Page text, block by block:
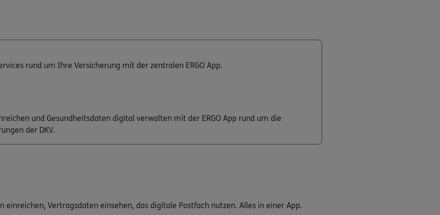
rund um Ihre Versicherung mit der zentralen ERGO App.
und Gesundheitsdaten digital verwalten mit der ERGO App rund um die
der DKV.
einreichen, Vertragsdaten einsehen, das digitale Postfach nutzen. Alles in einer App.